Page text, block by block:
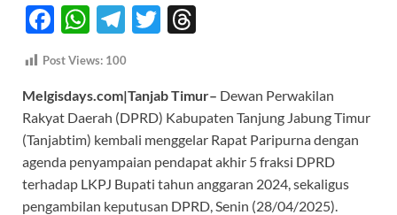
F
ac
e
b
o
o
k
W
at
s
A
p
p
T
el
e
gr
a
m
T
er a
ds
Post Views: 100
Melgisdays.com|Tanjab Timur– Dewan Perwakilan
Rakyat Daerah (DPRD) Kabupaten Tanjung Jabung Timur
(Tanjabtim) kembali menggelar Rapat Paripurna dengan
agenda penyampaian pendapat akhir 5 fraksi DPRD
terhadap LKPJ Bupati tahun anggaran 2024, sekaligus
pengambilan keputusan DPRD, Senin (28/04/2025).